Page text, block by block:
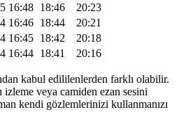
16:48 18:46
20:23
16:46 18:44
20:21
16:45 18:42
20:18
16:44 18:41 20:16
kabul edililenlerden farklı olabilir.
izleme veya camiden ezan sesini
kendi gözlemlerinizi kullanmanızı